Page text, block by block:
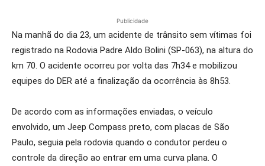
Publicidade
Na manhã do dia 23, um acidente de trânsito sem vítimas foi
registrado na Rodovia Padre Aldo Bolini (SP-063), na altura do
km 70. O acidente ocorreu por volta das 7h34 e mobilizou
equipes do DER até a finalização da ocorrência às 8h53.
De acordo com as informações enviadas, o veículo
envolvido, um Jeep Compass preto, com placas de São
Paulo, seguia pela rodovia quando o condutor perdeu o
controle da direção ao entrar em uma curva plana. O